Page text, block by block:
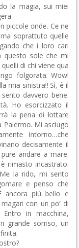
la magia, sui miei
piccole onde. Ce ne
soprattuto quelle
che i loro cari
questo sole che mi
di chi viene qua
folgorata. Wow!
mia sinistra!! Sì, è il
davvero bene.
Ho esorcizzato il
la pena di lottare
Palermo. Mi asciugo
intorno…che
decisamente il
andare a mare.
rimasto incastrato.
la rido, mi sento
e penso che
ancora più bello e
con un po’ di
in macchina,
grande sorriso, un